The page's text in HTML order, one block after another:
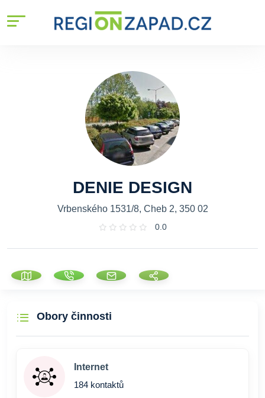
DENIE DESIGN
Vrbenského 1531/8, Cheb 2, 350 02
0.0
Obory činnosti
Internet
184 kontaktů